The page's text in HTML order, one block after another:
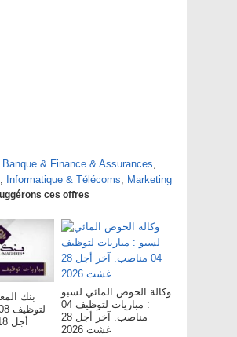
Banque & Finance & Assurances,
, Informatique & Télécoms, Marketing
ces offres
بنك
أجل 18 غشت 2026
وكالة الحوض المائي لسبو
: مباريات لتوظيف 04
مناصب. آخر أجل 28
غشت 2026